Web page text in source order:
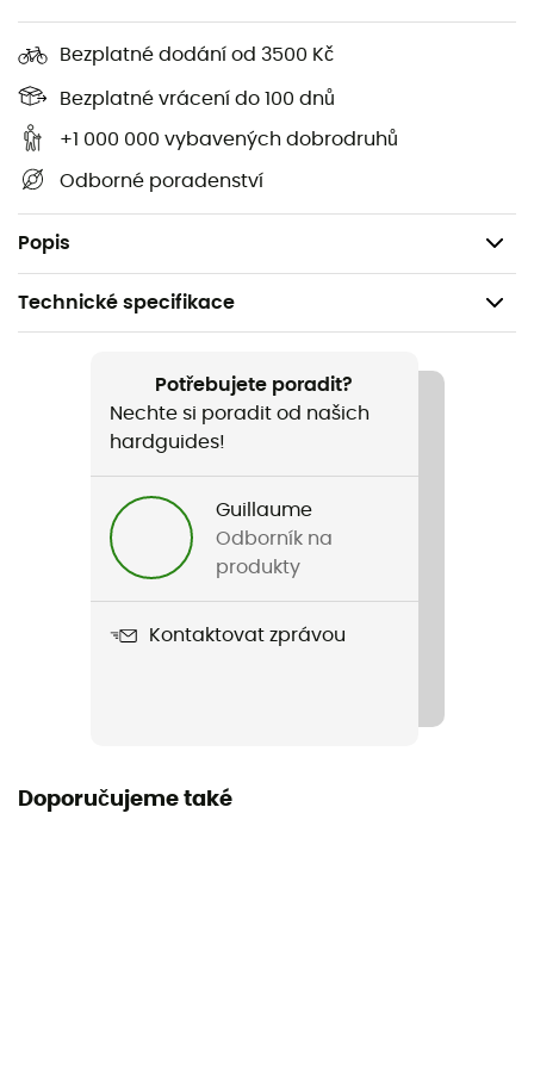
Bezplatné dodání od 3500 Kč
Bezplatné vrácení do 100 dnů
+1 000 000 vybavených dobrodruhů
Odborné poradenství
Popis
Elastická šňůrka
Izolační tkanina
Měkká izolace Fiberfil
Voděodolnost: 15 000
Prodyšnost: 15 000
Technické specifikace
Název produktu
Type Impr Gloves
Recyklované / PFC-Free
Potřebujete poradit?
Nechte si poradit od našich
hardguides!
Guillaume
Odborník na
produkty
Kontaktovat zprávou
Doporučujeme také